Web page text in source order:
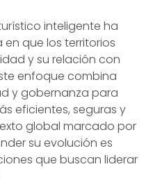
inteligente ha
que los territorios
y su relación con
enfoque combina
y gobernanza para
eficientes, seguras y
global marcado por
su evolución es
que buscan liderar